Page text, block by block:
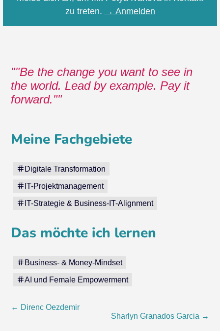
zu treten. → Anmelden
"Be the change you want to see in
the world. Lead by example. Pay it
forward."
Meine Fachgebiete
Digitale Transformation
IT-Projektmanagement
IT-Strategie & Business-IT-Alignment
Das möchte ich lernen
Business- & Money-Mindset
AI und Female Empowerment
Beitragsnavigation
← Direnc Oezdemir
Sharlyn Granados Garcia →